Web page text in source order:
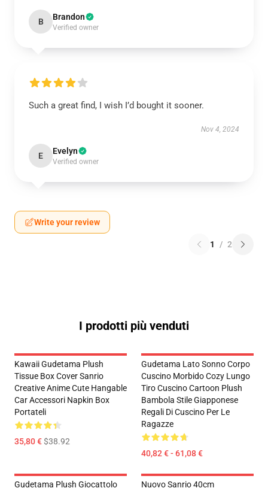
B Brandon
Verified owner
Such a great find, I wish I’d bought it sooner.
Nov 4, 2024
E Evelyn
Verified owner
Write your review
1 / 2
I prodotti più venduti
Kawaii Gudetama Plush
Tissue Box Cover Sanrio
Creative Anime Cute Hangable
Car Accessori Napkin Box
Portateli
35,80 €$38.92
Gudetama Lato Sonno Corpo
Cuscino Morbido Cozy Lungo
Tiro Cuscino Cartoon Plush
Bambola Stile Giapponese
Regali Di Cuscino Per Le
Ragazze
40,82 € - 61,08 €
Gudetama Plush Giocattolo
Nuovo Sanrio 40cm